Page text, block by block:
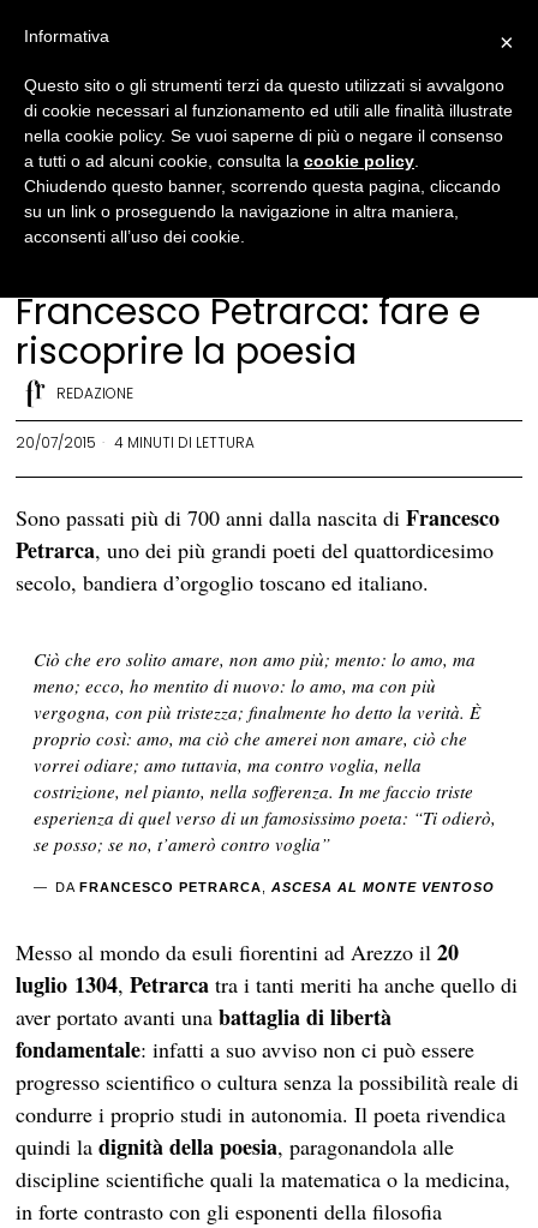
Francesco Petrarca: fare e
riscoprire la poesia
REDAZIONE
20/07/2015 4 MINUTI DI LETTURA
Sono passati più di 700 anni dalla nascita diFrancesco
Petrarca, uno dei più grandi poeti del quattordicesimo
secolo, bandiera d’orgoglio toscano ed italiano.
Ciò che ero solito amare, non amo più; mento: lo amo, ma
meno; ecco, ho mentito di nuovo: lo amo, ma con più
vergogna, con più tristezza; finalmente ho detto la verità. È
proprio così: amo, ma ciò che amerei non amare, ciò che
vorrei odiare; amo tuttavia, ma contro voglia, nella
costrizione, nel pianto, nella sofferenza. In me faccio triste
esperienza di quel verso di un famosissimo poeta: “Ti odierò,
se posso; se no, t’amerò contro voglia”
DA FRANCESCO PETRARCA ASCESA AL MONTE VENTOSO
Messo al mondo da esuli fiorentini ad Arezzo il20
luglio 1304,Petrarca tra i tanti meriti ha anche quello di
aver portato avanti unabattaglia di libertà
fondamentale: infatti a suo avviso non ci può essere
progresso scientifico o cultura senza la possibilità reale di
condurre i proprio studi in autonomia. Il poeta rivendica
quindi ladignità della poesia, paragonandola alle
discipline scientifiche quali la matematica o la medicina,
in forte contrasto con gli esponenti della filosofia
×
Informativa
Questo sito o gli strumenti terzi da questo utilizzati si avvalgono
di cookie necessari al funzionamento ed utili alle finalità illustrate
nella cookie policy. Se vuoi saperne di più o negare il consenso
a tutti o ad alcuni cookie, consulta la cookie policy
Chiudendo questo banner, scorrendo questa pagina, cliccando
su un link o proseguendo la navigazione in altra maniera,
acconsenti all’uso dei cookie.